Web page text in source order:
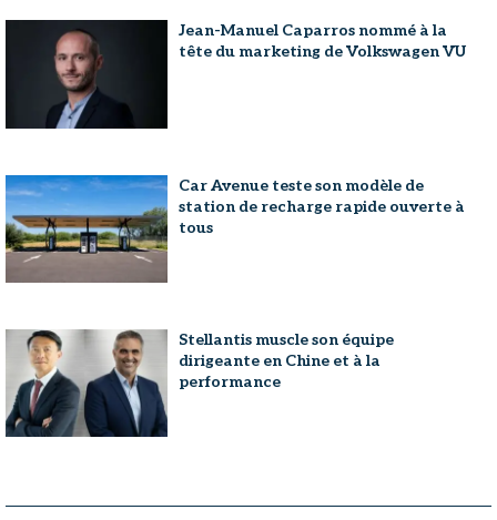
Jean-Manuel Caparros nommé à la
tête du marketing de Volkswagen VU
Car Avenue teste son modèle de
station de recharge rapide ouverte à
tous
Stellantis muscle son équipe
dirigeante en Chine et à la
performance